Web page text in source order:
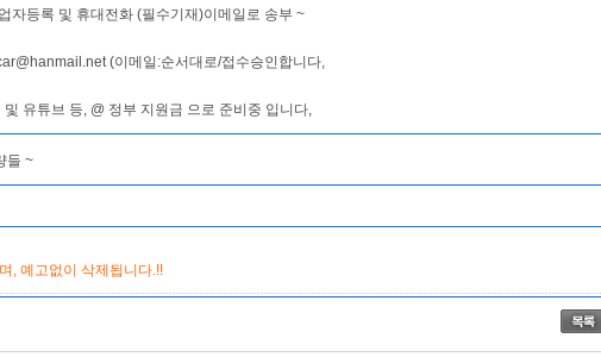
자등록 및 휴대전화 (필수기재)이메일로 송부 ~
(이메일:순서대로/접수승인합니다,
유튜브 등, @ 정부 지원금 으로 준비중 입니다,
들 ~
, 예고없이 삭제됩니다.!!